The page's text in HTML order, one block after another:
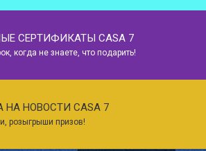
СЕРТИФИКАТЫ CASA 7
когда не знаете, что подарить!
НОВОСТИ CASA 7
розыгрыши призов!